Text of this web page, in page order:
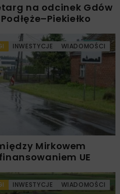
na odcinek Gdów
INWESTYCJE WIADOMOŚCI
Mirkowem
UE
INWESTYCJE WIADOMOŚCI